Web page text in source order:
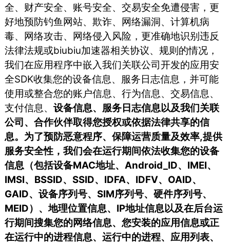
全、财产安全、账号安全、交易安全免遭侵害，更
好地预防钓鱼网站、欺诈、网络漏洞、计算机病
毒、网络攻击、网络侵入风险，更准确地识别违反
法律法规或biubiu加速器相关协议、规则的情况，
我们在应用程序中嵌入我们关联公司开发的应用安
全SDK收集您的设备信息、服务日志信息，并可能
使用或整合您的账户信息、行为信息、交易信息、
支付信息、设备信息、服务日志信息以及我们关联
公司、合作伙伴取得您授权或依据法律共享的信
息。为了预防恶意程序、保障运营质量及效率,提供
服务安全性，我们会在运行期间依法收集您的设备
信息（包括设备MAC地址、Android_ID、IMEI、
IMSI、BSSID、SSID、IDFA、IDFV、OAID、
GAID、设备序列号、SIM序列号、硬件序列号、
MEID）、地理位置信息、IP地址信息以及在后台运
行期间搜集您的网络信息、您安装的应用信息或正
在运行中的进程信息、运行中的进程、应用列表、